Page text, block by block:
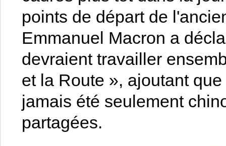
points de départ de
Emmanuel Macron a
devraient travailler
et la Route », ajoutant
jamais été seulement
partagées.